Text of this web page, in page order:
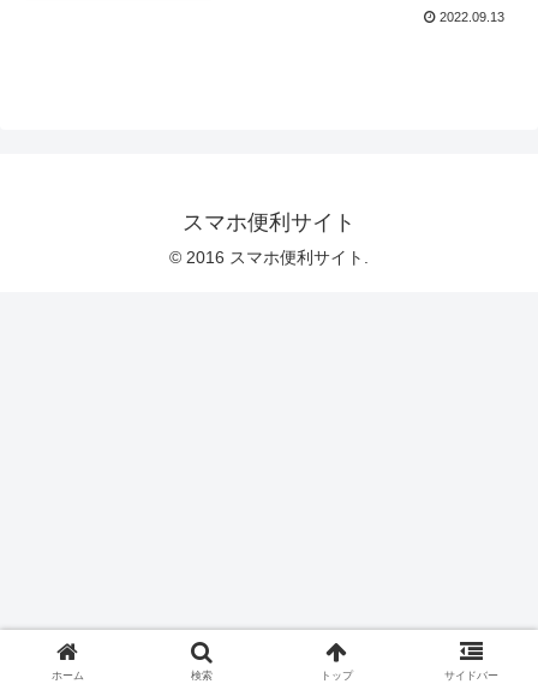
2022.09.13
スマホ便利サイト
© 2016 スマホ便利サイト.
ホーム 検索 トップ サイドバー